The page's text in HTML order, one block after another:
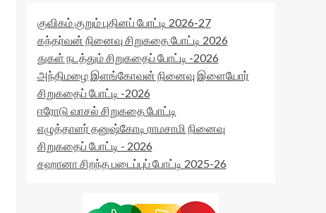
குவிகம் குறும் புதினப் போட்டி 2026-27
கந்தர்வன் நினைவு சிறுகதை போட்டி 2026
துகள் நடத்தும் சிறுகதைப் போட்டி -2026
அந்திமழை இளங்கோவன் நினைவு இளையோர்
சிறுகதைப் போட்டி -2026
ஈரோடு வாசல் சிறுகதை போட்டி
எழுத்தாளர் தனுஷ்கோடி ராமசாமி நினைவு
சிறுகதைப் போட்டி - 2026
சஹானா சிறந்த படைப்புப் போட்டி 2025-26